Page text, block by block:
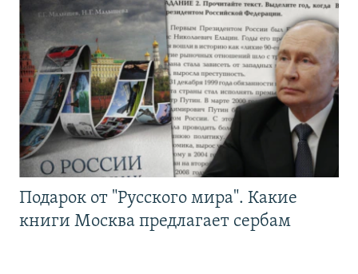
Подарок от "Русского мира". Какие
книги Москва предлагает сербам